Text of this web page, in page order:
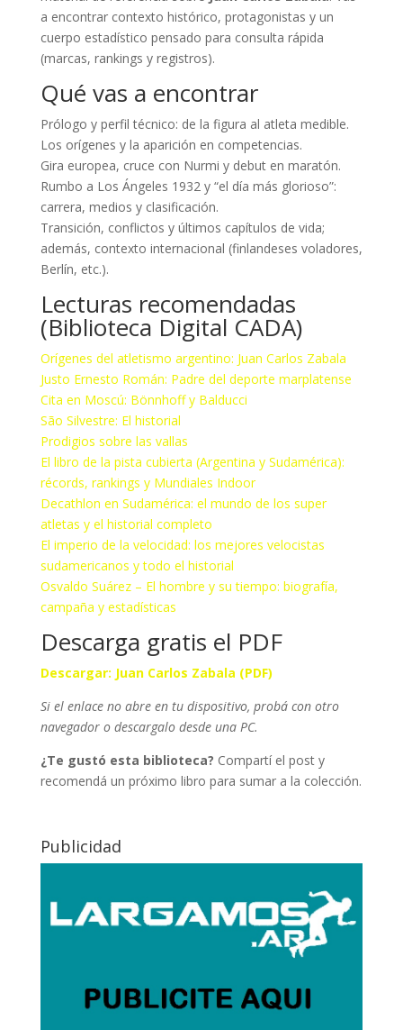
a encontrar contexto histórico, protagonistas y un
cuerpo estadístico pensado para consulta rápida
(marcas, rankings y registros).
Qué vas a encontrar
Prólogo y perfil técnico: de la figura al atleta medible.
Los orígenes y la aparición en competencias.
Gira europea, cruce con Nurmi y debut en maratón.
Rumbo a Los Ángeles 1932 y “el día más glorioso”:
carrera, medios y clasificación.
Transición, conflictos y últimos capítulos de vida;
además, contexto internacional (finlandeses voladores,
Berlín, etc.).
Lecturas recomendadas
(Biblioteca Digital CADA)
Orígenes del atletismo argentino: Juan Carlos Zabala
Justo Ernesto Román: Padre del deporte marplatense
Cita en Moscú: Bönnhoff y Balducci
São Silvestre: El historial
Prodigios sobre las vallas
El libro de la pista cubierta (Argentina y Sudamérica):
récords, rankings y Mundiales Indoor
Decathlon en Sudamérica: el mundo de los super
atletas y el historial completo
El imperio de la velocidad: los mejores velocistas
sudamericanos y todo el historial
Osvaldo Suárez – El hombre y su tiempo: biografía,
campaña y estadísticas
Descarga gratis el PDF
Descargar: Juan Carlos Zabala (PDF)
Si el enlace no abre en tu dispositivo, probá con otro
navegador o descargalo desde una PC.
¿Te gustó esta biblioteca? Compartí el post y
recomendá un próximo libro para sumar a la colección.
Publicidad